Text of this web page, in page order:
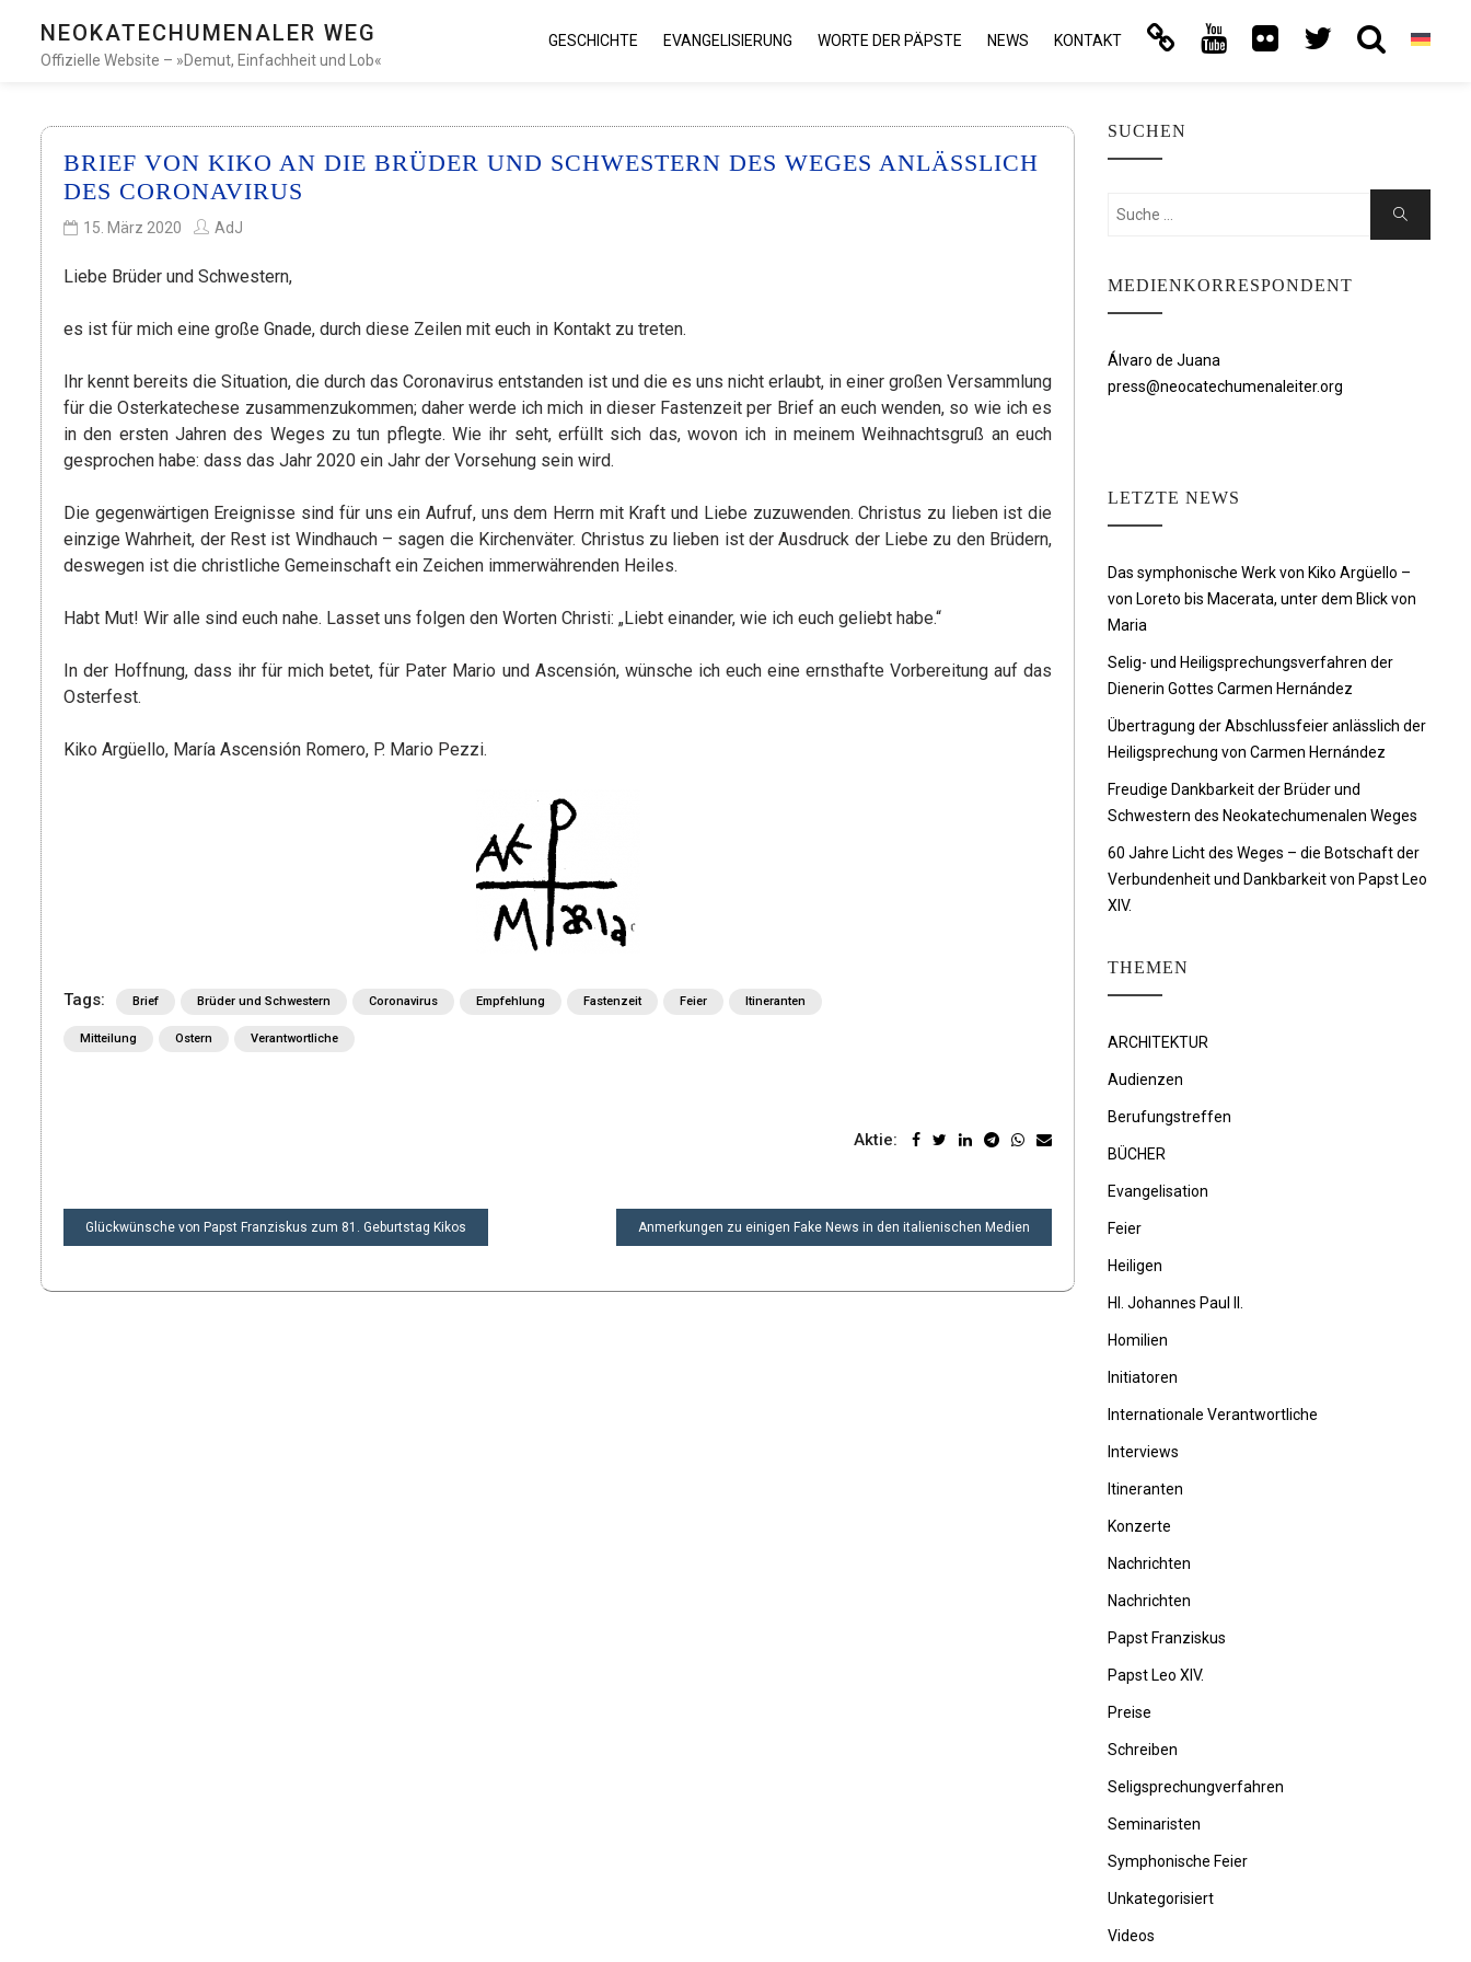
NEOKATECHUMENALER WEG
Offizielle Website – »Demut, Einfachheit und Lob«
GESCHICHTE EVANGELISIERUNG WORTE DER PÄPSTE NEWS KONTAKT
BRIEF VON KIKO AN DIE BRÜDER UND SCHWESTERN DES WEGES ANLÄSSLICH
DES CORONAVIRUS
15. März 2020 AdJ
Liebe Brüder und Schwestern,
es ist für mich eine große Gnade, durch diese Zeilen mit euch in Kontakt zu treten.
Ihr kennt bereits die Situation, die durch das Coronavirus entstanden ist und die es uns nicht erlaubt, in einer großen Versammlung
für die Osterkatechese zusammenzukommen; daher werde ich mich in dieser Fastenzeit per Brief an euch wenden, so wie ich es
in den ersten Jahren des Weges zu tun pflegte. Wie ihr seht, erfüllt sich das, wovon ich in meinem Weihnachtsgruß an euch
gesprochen habe: dass das Jahr 2020 ein Jahr der Vorsehung sein wird.
Die gegenwärtigen Ereignisse sind für uns ein Aufruf, uns dem Herrn mit Kraft und Liebe zuzuwenden. Christus zu lieben ist die
einzige Wahrheit, der Rest ist Windhauch – sagen die Kirchenväter. Christus zu lieben ist der Ausdruck der Liebe zu den Brüdern,
deswegen ist die christliche Gemeinschaft ein Zeichen immerwährenden Heiles.
Habt Mut! Wir alle sind euch nahe. Lasset uns folgen den Worten Christi: „Liebt einander, wie ich euch geliebt habe.“
In der Hoffnung, dass ihr für mich betet, für Pater Mario und Ascensión, wünsche ich euch eine ernsthafte Vorbereitung auf das
Osterfest.
Kiko Argüello, María Ascensión Romero, P. Mario Pezzi.
Tags: Brief Brüder und Schwestern Coronavirus Empfehlung Fastenzeit Feier Itineranten
Mitteilung Ostern Verantwortliche
Aktie:
BEITRAGSNAVIGATION
Glückwünsche von Papst Franziskus zum 81. Geburtstag Kikos Anmerkungen zu einigen Fake News in den italienischen Medien
SUCHEN
Suchen
Suche
MEDIENKORRESPONDENT
Álvaro de Juana
press@neocatechumenaleiter.org
LETZTE NEWS
Das symphonische Werk von Kiko Argüello –
von Loreto bis Macerata, unter dem Blick von
Maria
Selig- und Heiligsprechungsverfahren der
Dienerin Gottes Carmen Hernández
Übertragung der Abschlussfeier anlässlich der
Heiligsprechung von Carmen Hernández
Freudige Dankbarkeit der Brüder und
Schwestern des Neokatechumenalen Weges
60 Jahre Licht des Weges – die Botschaft der
Verbundenheit und Dankbarkeit von Papst Leo
XIV.
THEMEN
ARCHITEKTUR
Audienzen
Berufungstreffen
BÜCHER
Evangelisation
Feier
Heiligen
Hl. Johannes Paul II.
Homilien
Initiatoren
Internationale Verantwortliche
Interviews
Itineranten
Konzerte
Nachrichten
Nachrichten
Papst Franziskus
Papst Leo XIV.
Preise
Schreiben
Seligsprechungverfahren
Seminaristen
Symphonische Feier
Unkategorisiert
Videos